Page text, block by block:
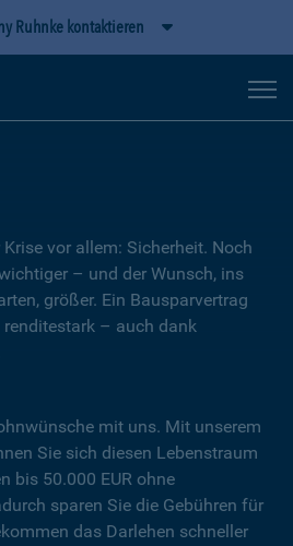
Ruhnke kontaktieren
vor allem: Sicherheit. Noch
– und der Wunsch, ins
größer. Ein Bausparvertrag
– auch dank
mit uns. Mit unserem
Sie sich diesen Lebenstraum
bis 50.000 EUR ohne
sparen Sie die Gebühren für
das Darlehen schneller